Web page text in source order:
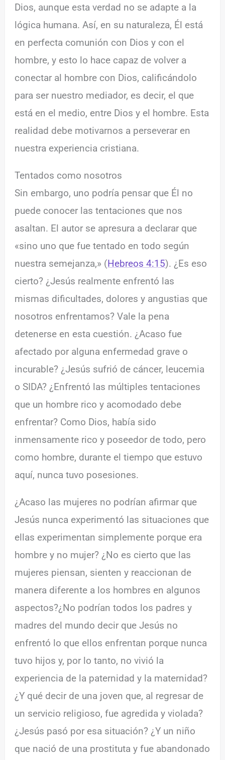
Dios, aunque esta verdad no se adapte a la
lógica humana. Así, en su naturaleza, Él está
en perfecta comunión con Dios y con el
hombre, y esto lo hace capaz de volver a
conectar al hombre con Dios, calificándolo
para ser nuestro mediador, es decir, el que
está en el medio, entre Dios y el hombre. Esta
realidad debe motivarnos a perseverar en
nuestra experiencia cristiana.
Tentados como nosotros
Sin embargo, uno podría pensar que Él no
puede conocer las tentaciones que nos
asaltan. El autor se apresura a declarar que
«sino uno que fue tentado en todo según
nuestra semejanza,» (Hebreos 4:15). ¿Es eso
cierto? ¿Jesús realmente enfrentó las
mismas dificultades, dolores y angustias que
nosotros enfrentamos? Vale la pena
detenerse en esta cuestión. ¿Acaso fue
afectado por alguna enfermedad grave o
incurable? ¿Jesús sufrió de cáncer, leucemia
o SIDA? ¿Enfrentó las múltiples tentaciones
que un hombre rico y acomodado debe
enfrentar? Como Dios, había sido
inmensamente rico y poseedor de todo, pero
como hombre, durante el tiempo que estuvo
aquí, nunca tuvo posesiones.
¿Acaso las mujeres no podrían afirmar que
Jesús nunca experimentó las situaciones que
ellas experimentan simplemente porque era
hombre y no mujer? ¿No es cierto que las
mujeres piensan, sienten y reaccionan de
manera diferente a los hombres en algunos
aspectos?¿No podrían todos los padres y
madres del mundo decir que Jesús no
enfrentó lo que ellos enfrentan porque nunca
tuvo hijos y, por lo tanto, no vivió la
experiencia de la paternidad y la maternidad?
¿Y qué decir de una joven que, al regresar de
un servicio religioso, fue agredida y violada?
¿Jesús pasó por esa situación? ¿Y un niño
que nació de una prostituta y fue abandonado